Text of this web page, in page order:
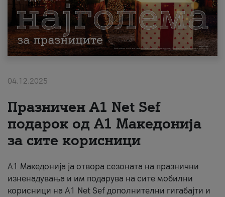
Приватни Деловни
Поддршка
Надополни кредит
За нас
#ПодобарОнлајн
04.12.2025
Празничен A1 Net Sеf
подарок од А1 Македонија
за сите корисници
А1 Македонија ја отвора сезоната на празнични
изненадувања и им подарува на сите мобилни
корисници на A1 Net Sef дополнителни гигабајти и